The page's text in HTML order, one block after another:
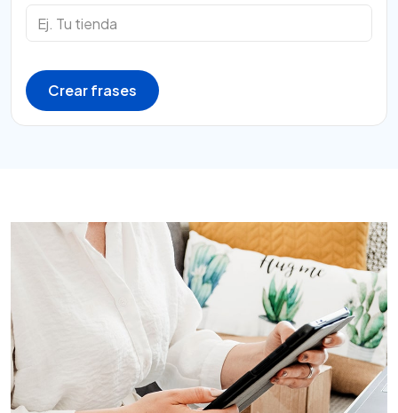
Crear frases